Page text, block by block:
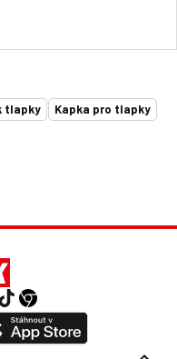
tlapky Kapka pro tlapky